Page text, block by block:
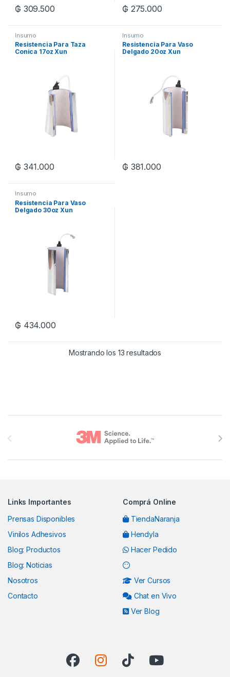
₲ 309.500 ₲ 275.000
Insumo
Resistencia Para Taza
Conica 17oz Xun
₲ 341.000
Insumo
Resistencia Para Vaso
Delgado 20oz Xun
₲ 381.000
Insumo
Resistencia Para Vaso
Delgado 30oz Xun
₲ 434.000
Mostrando los 13 resultados
Links Importantes
Prensas Disponibles
Vinilos Adhesivos
Blog: Productos
Blog: Noticias
Nosotros
Contacto
Comprá Online
TiendaNaranja
Hendyla
Hacer Pedido
Ver Cursos
Chat en Vivo
Ver Blog